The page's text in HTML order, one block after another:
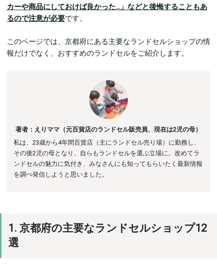
カーや商品にしておけば良かった…」などと後悔することもあ
るので注意が必要です。
このページでは、京都府にある主要なランドセルショップの情
報だけでなく、おすすめのランドセルをご紹介します。
著者：えりママ（元百貨店のランドセル販売員、現在は2児の母）
私は、23歳から4年間百貨店（主にランドセル売り場）に勤務し、
その後2児の母となり、自らもランドセルを選ぶ立場に。 改めてラ
ンドセルの魅力に気付き、みなさんにも知ってもらいたく最新情報
を調べ発信しようと思いました。
1. 京都府の主要なランドセルショップ12
選